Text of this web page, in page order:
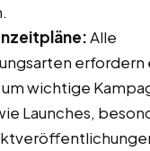
Alle
erfordern
wichtige
Launches,